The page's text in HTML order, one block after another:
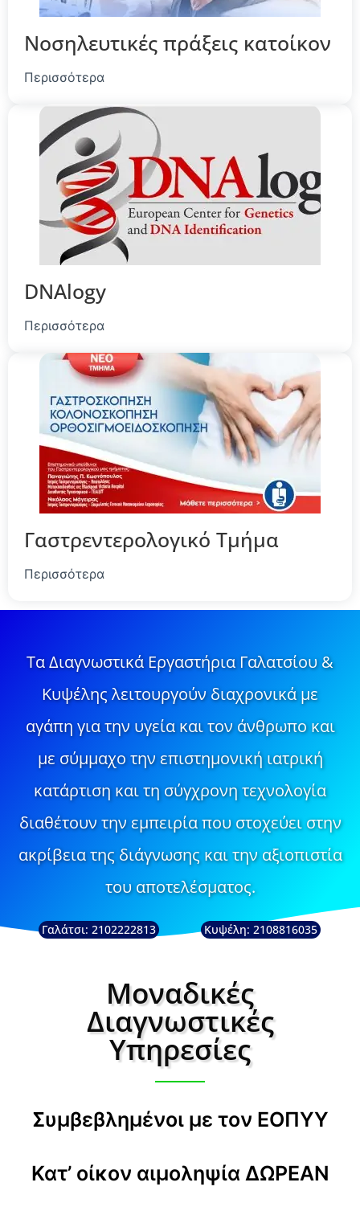
Νοσηλευτικές πράξεις κατοίκον
Περισσότερα
DNAlogy
Περισσότερα
Γαστρεντερολογικό Τμήμα
Περισσότερα
Τα Διαγνωστικά Εργαστήρια Γαλατσίου &
Κυψέλης λειτουργούν διαχρονικά με
αγάπη για την υγεία και τον άνθρωπο και
με σύμμαχο την επιστημονική ιατρική
κατάρτιση και τη σύγχρονη τεχνολογία
διαθέτουν την εμπειρία που στοχεύει στην
ακρίβεια της διάγνωσης και την αξιοπιστία
του αποτελέσματος.
Γαλάτσι: 2102222813 Κυψέλη: 2108816035
Μοναδικές
Διαγνωστικές
Υπηρεσίες
Συμβεβλημένοι με τον ΕΟΠΥΥ
Κατ’ οίκον αιμοληψία ΔΩΡΕΑΝ